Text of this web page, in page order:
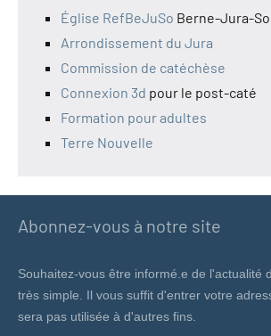
Église RefBeJuSo Berne-Jura-
Arrondissement du Jura
Commission de catéchèse
Connexion 3d pour le post-caté
Formation pour adultes
Terre Nouvelle
Abonnez-vous à notre site
Souhaitez-vous être informé.e de l'actualité
très simple. Il vous suffit d'entrer votre
sera pas utilisée à d'autres fins.